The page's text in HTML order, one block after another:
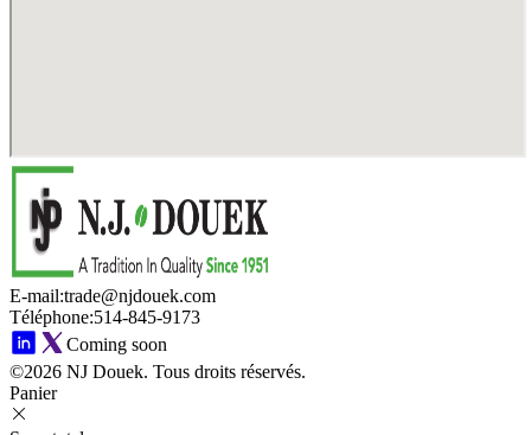
E-mail:trade@njdouek.com
Téléphone:514-845-9173
Coming soon
©2026 NJ Douek. Tous droits réservés.
Panier